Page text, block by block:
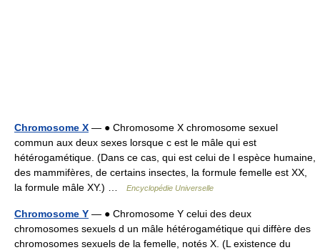
Chromosome X — ● Chromosome X chromosome sexuel
commun aux deux sexes lorsque c est le mâle qui est
hétérogamétique. (Dans ce cas, qui est celui de l espèce humaine,
des mammifères, de certains insectes, la formule femelle est XX,
la formule mâle XY.) …
Encyclopédie Universelle
Chromosome Y — ● Chromosome Y celui des deux
chromosomes sexuels d un mâle hétérogamétique qui diffère des
chromosomes sexuels de la femelle, notés X. (L existence du